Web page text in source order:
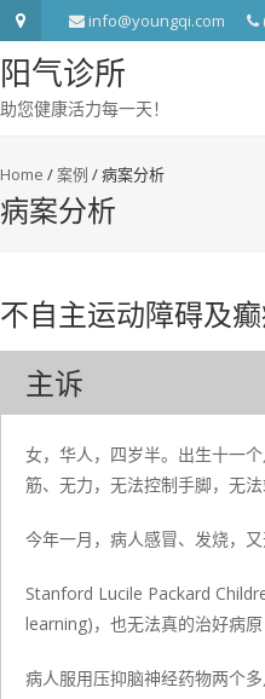
info@youngqi.com
阳气诊所
助您健康活力每一天！
Home /案例 /病案分析
病案分析
不自主运动障碍及
主诉
女，华人，四岁半。出生十一
筋、无力，无法控制手脚，无
今年一月，病人感冒、发烧，
Stanford Lucile Packard
learning)，也无法真的治好病原
病人服用压抑脑神经药物两个